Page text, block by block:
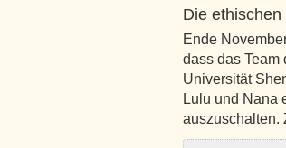
Die
Ende
dass das Team
Universität
Lulu und Nana
auszuschalten.